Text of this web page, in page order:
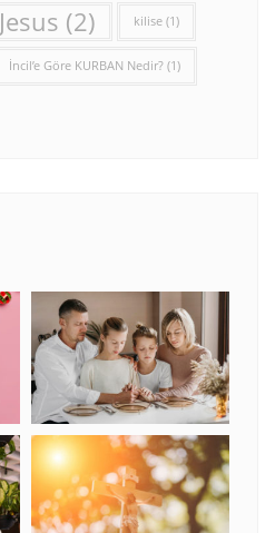
Jesus (2) kilise (1)
İncil’e Göre KURBAN Nedir? (1)